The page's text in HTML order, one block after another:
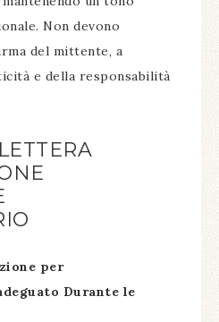
Non devono
del mittente, a
e della responsabilità
per
Durante le